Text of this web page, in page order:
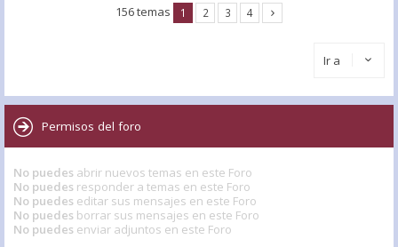
156 temas 1 2 3 4
Ir a
Permisos del foro
No puedes abrir nuevos temas en este Foro
No puedes responder a temas en este Foro
No puedes editar sus mensajes en este Foro
No puedes borrar sus mensajes en este Foro
No puedes enviar adjuntos en este Foro